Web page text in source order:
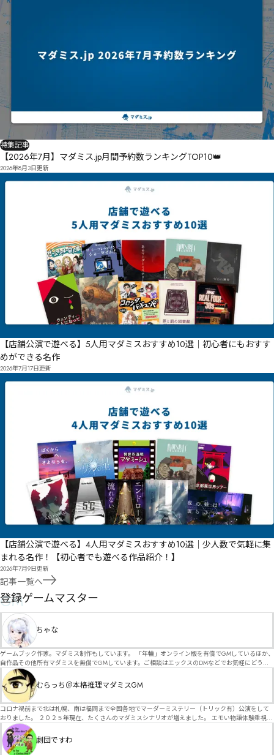
特集記事
【2026年7月】マダミス.jp月間予約数ランキングTOP10👑
2026年8月3日更新
【店舗公演で遊べる】5人用マダミスおすすめ10選｜初心者にもおすす
めができる名作
2026年7月17日更新
【店舗公演で遊べる】4人用マダミスおすすめ10選｜少人数で気軽に集
まれる名作！【初心者でも遊べる作品紹介！】
2026年7月9日更新
記事一覧へ
GM
登録ゲームマスター
ちゃな
ゲームブック作家。マダミス制作もしています。 「年輪」オンライン版を有償でGMしているほか、
自作品その他所有マダミスを無償でGMしています。ご相談はエックスのDMなどでお気軽にどう
ぞ。
むらっち＠本格推理マダミスGM
コロナ禍前まで北は札幌、南は福岡まで全国各地でマーダーミステリー（トリック有）公演をして
おりました。 ２０２５年現在、たくさんのマダミスシナリオが増えました。 エモい物語体験重視の
シナリオがマダミス・マーダーミステリーというジャンル名でたくさんあるため、そのようなシナ
リオは簡単に遊べます。 しかし、２～３時間ずっと考え＆議論して、見たことないトリックが解け
る閃きや犯人として逃げ切る楽しみのある本格推理マーダーミステリーを見つけることが難しくな
劇団ですわ